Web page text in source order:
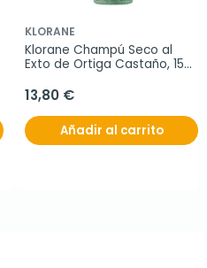
KLORANE
Klorane Champú Seco al
Exto de Ortiga Castaño, 150
13,80 €
Añadir al carrito